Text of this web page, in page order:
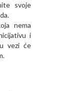
svoje
nema
i
vezi će